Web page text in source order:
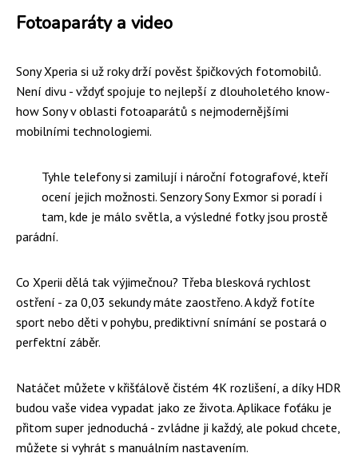
Fotoaparáty a video
Sony Xperia si už roky drží pověst špičkových fotomobilů.
Není divu - vždyť spojuje to nejlepší z dlouholetého know-
how Sony v oblasti fotoaparátů s nejmodernějšími
mobilními technologiemi.
Tyhle telefony si zamilují i nároční fotografové, kteří
ocení jejich možnosti. Senzory Sony Exmor si poradí i
tam, kde je málo světla, a výsledné fotky jsou prostě
parádní.
Co Xperii dělá tak výjimečnou? Třeba blesková rychlost
ostření - za 0,03 sekundy máte zaostřeno. A když fotíte
sport nebo děti v pohybu, prediktivní snímání se postará o
perfektní záběr.
Natáčet můžete v křišťálově čistém 4K rozlišení, a díky HDR
budou vaše videa vypadat jako ze života. Aplikace foťáku je
přitom super jednoduchá - zvládne ji každý, ale pokud chcete,
můžete si vyhrát s manuálním nastavením.